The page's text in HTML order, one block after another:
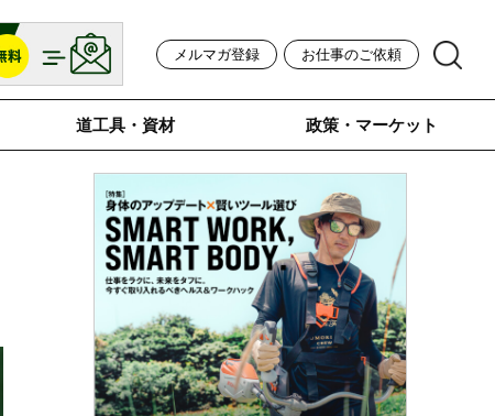
メルマガ登録 お仕事のご依頼
道工具・資材 政策・マーケット